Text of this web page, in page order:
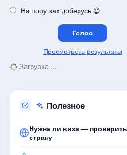
На попутках доберусь 😄
Просмотреть результаты
Загрузка ...
Полезное
Нужна ли виза — проверить
страну